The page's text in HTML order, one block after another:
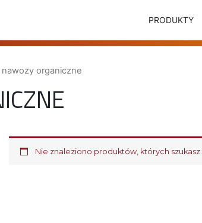
PRODUKTY
nawozy organiczne
Nie znaleziono produktów, których szukasz.